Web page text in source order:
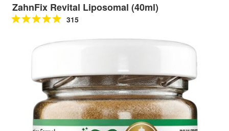
ZahnFix Revital Liposomal (40ml)
315